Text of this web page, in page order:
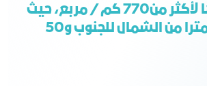
تصل مساحتها لأكثر من770 كم / مربع، حيث
تمتد 70كيلومترا من الشمال للجنوب و50